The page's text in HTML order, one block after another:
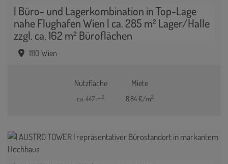
| Büro- und Lagerkombination in Top-Lage
nahe Flughafen Wien | ca. 285 m² Lager/Halle
zzgl. ca. 162 m² Büroflächen
1110 Wien
Nutzfläche
ca. 447 m2
Miete
8,84 €/m2